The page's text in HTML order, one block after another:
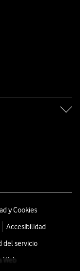
y Cookies
Accesibilidad
del servicio
Web